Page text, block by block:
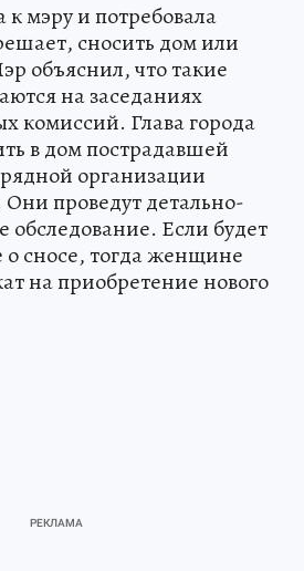
мэру и потребовала
сносить дом или
объяснил, что такие
на заседаниях
комиссий. Глава города
в дом пострадавшей
организации
проведут детально-
обследование. Если будет
сносе, тогда женщине
на приобретение нового